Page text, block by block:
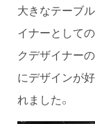
大きなテーブ
イナーとして
クデザイナー
にデザインが
れました。